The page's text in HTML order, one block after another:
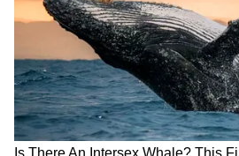
அதேபோல், தங்கம்
உயர்ந்து ரூ.5,695க்கு
Gold Rate in Tamilnadu